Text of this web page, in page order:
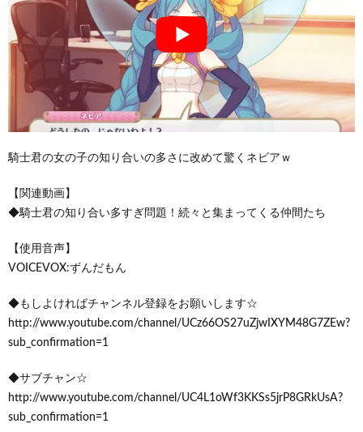
騎士君の女の子の知り合いの多さに改めて驚くネビアｗ
【関連動画】
◆騎士君の知り合い多すぎ問題！続々と集まってくる仲間たち
【使用音声】
VOICEVOX:ずんだもん
◆もしよければチャンネル登録をお願いします☆
http://www.youtube.com/channel/UCz66OS27uZjwIXYM48G7ZEw?
sub_confirmation=1
◆サブチャン☆
http://www.youtube.com/channel/UC4L1oWf3KKSs5jrP8GRkUsA?
sub_confirmation=1